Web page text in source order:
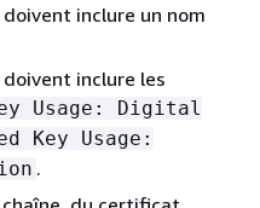
inclure un nom
inclure les
Usage: Digital
Key Usage:
.